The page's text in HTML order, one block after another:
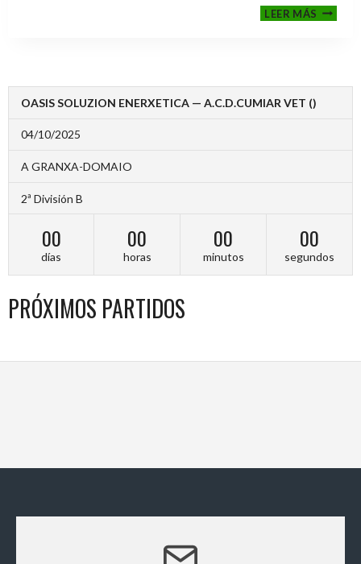
LEER MÁS
2024-
OASIS SOLUZION ENERXETICA — A.C.D.CUMIAR VET ()
04/10/2025
A GRANXA-DOMAIO
2ª División B
00
días
00
horas
00
minutos
00
segundos
PRÓXIMOS PARTIDOS